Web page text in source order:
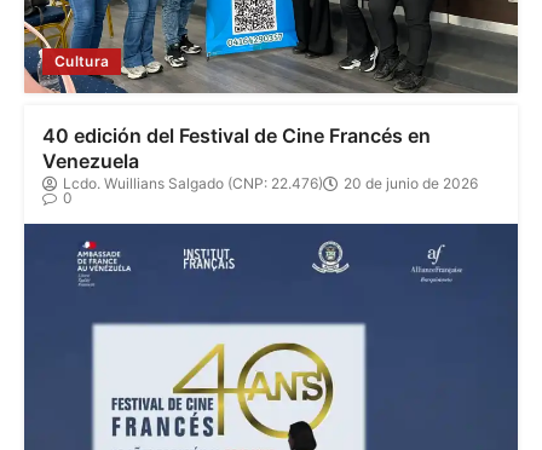
Cultura
40 edición del Festival de Cine Francés en
Venezuela
Lcdo. Wuillians Salgado (CNP: 22.476)
20 de junio de 2026
0